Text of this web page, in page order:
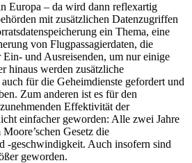
Europa – da wird dann reflexartig
mit zusätzlichen Datenzugriffen
ein Thema, eine
von Flugpassagierdaten, die
und Ausreisenden, um nur einige
hinaus werden zusätzliche
für die Geheimdienste gefordert und
Zum anderen ist es für den
Effektivität der
einfacher geworden: Alle zwei Jahre
Gesetz die
-geschwindigkeit. Auch insofern sind
geworden.